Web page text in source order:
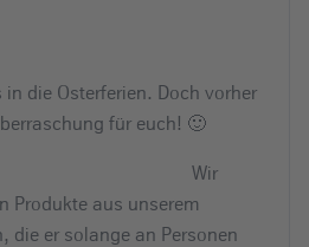
die Osterferien. Doch vorher
für euch! 🙂
Wir
Produkte aus unserem
die er solange an Personen